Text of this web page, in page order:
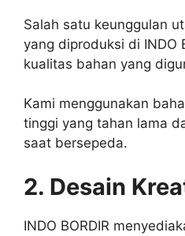
Salah satu keunggulan
yang diproduksi di INDO
kualitas bahan yang
Kami menggunakan
tinggi yang tahan lama
saat bersepeda.
2. Desain
INDO BORDIR